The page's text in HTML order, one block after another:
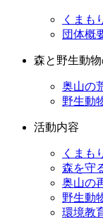
くまも
団体概
森と野生動
奥山の
野生動
活動内容
くまも
森を守
奥山の
野生動
環境教